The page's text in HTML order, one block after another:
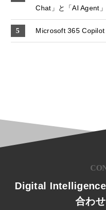
Chat」と「AI Agent
Microsoft 365 Copilot
Digital Intelligence
合わ